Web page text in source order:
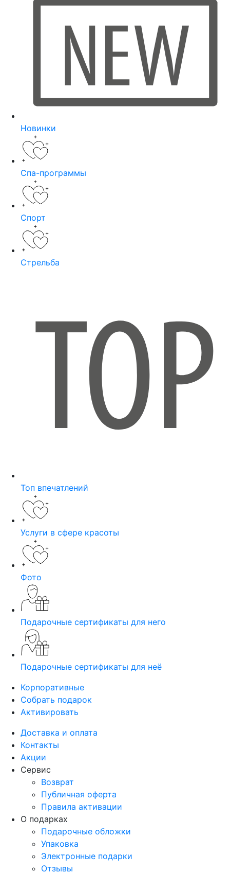
Новинки
Спа-программы
Спорт
Стрельба
Топ впечатлений
Услуги в сфере красоты
Фото
Подарочные сертификаты для него
Подарочные сертификаты для неё
Корпоративные
Собрать подарок
Активировать
Доставка и оплата
Контакты
Акции
Сервис
Возврат
Публичная оферта
Правила активации
О подарках
Подарочные обложки
Упаковка
Электронные подарки
Отзывы